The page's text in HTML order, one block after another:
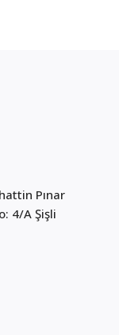
Pınar
4/A Şişli